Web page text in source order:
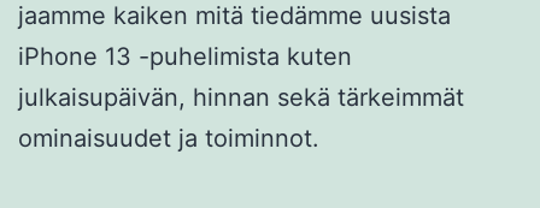
jaamme kaiken mitä tiedämme uusista
iPhone 13 -puhelimista kuten
julkaisupäivän, hinnan sekä tärkeimmät
ominaisuudet ja toiminnot.